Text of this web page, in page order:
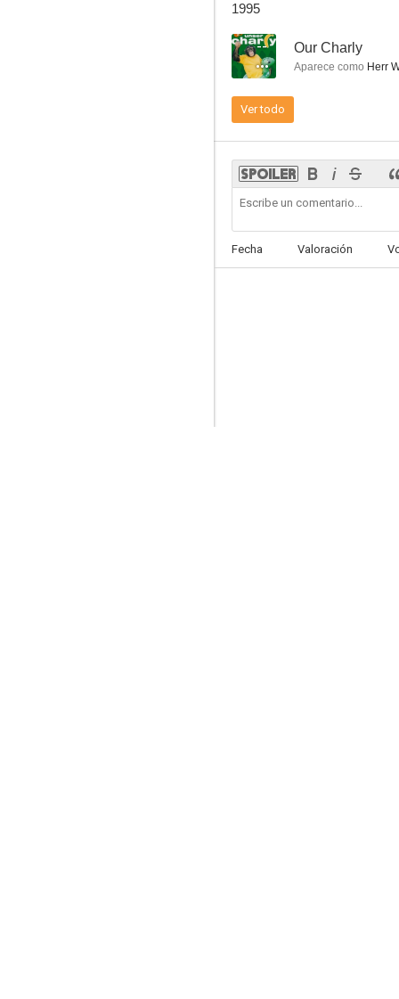
1995
-- Our Charly
Aparece como Herr
Ver todo
Fecha Valoración